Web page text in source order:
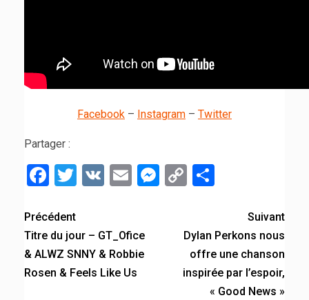
Facebook – Instagram – Twitter
Partager :
Facebook
Twitter
VK EmailMessenger
Copy
Précédent
Titre du jour – GT_Ofice
& ALWZ SNNY & Robbie
Rosen & Feels Like Us
Suivant
Dylan Perkons nous
offre une chanson
inspirée par l’espoir,
« Good News »